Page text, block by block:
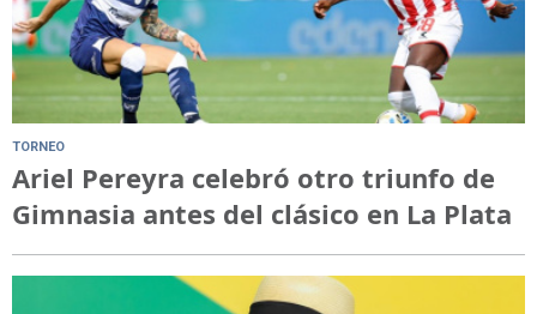
TORNEO
Ariel Pereyra celebró otro triunfo de
Gimnasia antes del clásico en La Plata